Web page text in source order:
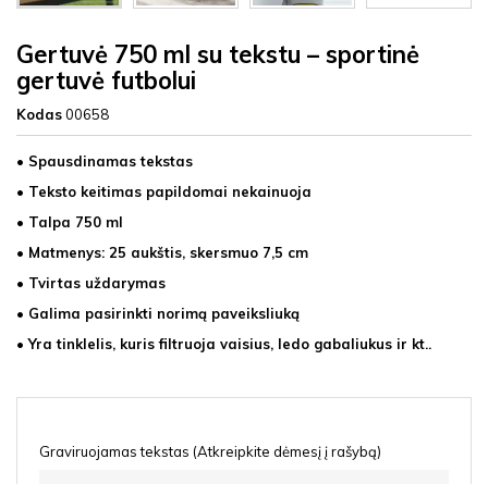
Gertuvė 750 ml su tekstu – sportinė
gertuvė futbolui
Kodas00658
• Spausdinamas tekstas
• Teksto keitimas papildomai nekainuoja
• Talpa 750 ml
• Matmenys: 25 aukštis, skersmuo 7,5 cm
• Tvirtas uždarymas
• Galima pasirinkti norimą paveiksliuką
• Yra tinklelis, kuris filtruoja vaisius, ledo gabaliukus ir kt..
Graviruojamas tekstas (Atkreipkite dėmesį į rašybą)